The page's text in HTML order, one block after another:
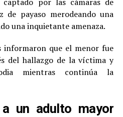
de payaso merodeando una
una inquietante amenaza.
informaron que el menor fue
del hallazgo de la víctima y
mientras continúa la
un adulto mayor